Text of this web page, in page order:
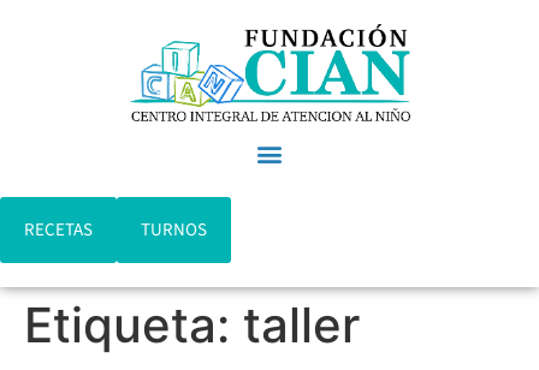
RECETAS TURNOS
Etiqueta: taller